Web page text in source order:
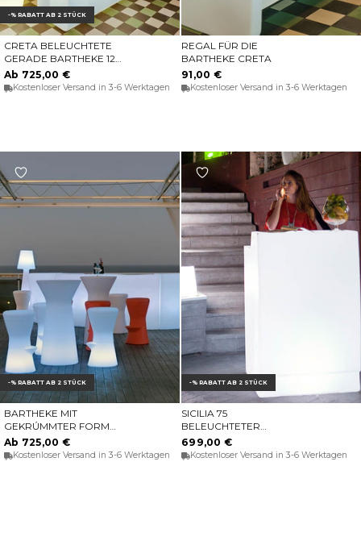
-% RABATT AB 2 STÜCK
OPTIONEN WÄHLEN
CRETA BELEUCHTETE
GERADE BARTHEKE 120
CM
Ab 725,00 €
Kostenloser Versand in 3-6 Werktagen
IN DEN WARENKORB
REGAL FÜR DIE
BARTHEKE CRETA
91,00 €
Kostenloser Versand in 3-6 Werktagen
-% RABATT AB 2 STÜCK
OPTIONEN WÄHLEN
BARTHEKE MIT
GEKRÚMMTER FORM
IBIZA 120 CM
Ab 725,00 €
Kostenloser Versand in 3-6 Werktagen
-% RABATT AB 2 STÜCK
IN DEN WARENKORB
SICILIA 75
BELEUCHTETER
BARTHEKE MIT
DOPPELTER HÖHE
699,00 €
Kostenloser Versand in 3-6 Werktagen